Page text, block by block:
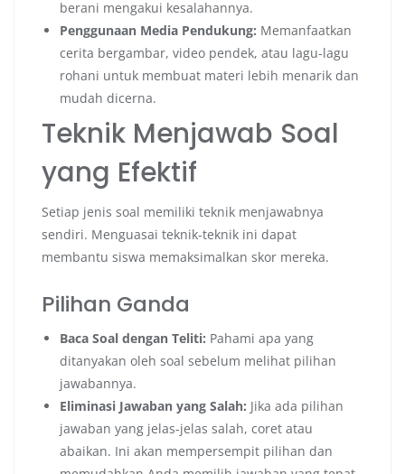
berani mengakui kesalahannya.
Penggunaan Media Pendukung: Memanfaatkan
cerita bergambar, video pendek, atau lagu-lagu
rohani untuk membuat materi lebih menarik dan
mudah dicerna.
Teknik Menjawab Soal
yang Efektif
Setiap jenis soal memiliki teknik menjawabnya
sendiri. Menguasai teknik-teknik ini dapat
membantu siswa memaksimalkan skor mereka.
Pilihan Ganda
Baca Soal dengan Teliti: Pahami apa yang
ditanyakan oleh soal sebelum melihat pilihan
jawabannya.
Eliminasi Jawaban yang Salah: Jika ada pilihan
jawaban yang jelas-jelas salah, coret atau
abaikan. Ini akan mempersempit pilihan dan